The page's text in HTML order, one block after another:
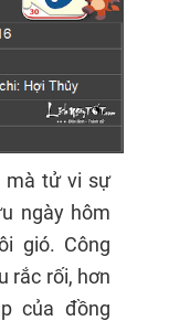
mà tử vi sự
ngày hôm
gió. Công
rắc rối, hơn
của đồng